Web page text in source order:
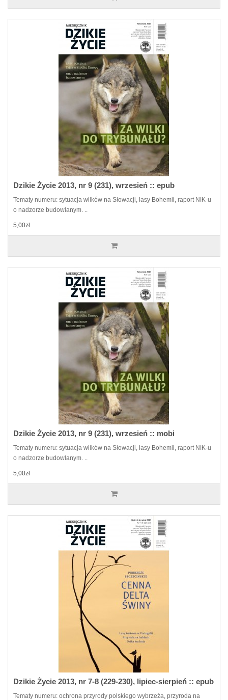
Dzikie Życie 2013, nr 9 (231), wrzesień :: epub
Tematy numeru: sytuacja wilków na Słowacji, lasy Bohemii, raport NIK-u
o nadzorze budowlanym. ..
5,00zł
Dzikie Życie 2013, nr 9 (231), wrzesień :: mobi
Tematy numeru: sytuacja wilków na Słowacji, lasy Bohemii, raport NIK-u
o nadzorze budowlanym. ..
5,00zł
Dzikie Życie 2013, nr 7-8 (229-230), lipiec-sierpień :: epub
Tematy numeru: ochrona przyrody polskiego wybrzeża, przyroda na